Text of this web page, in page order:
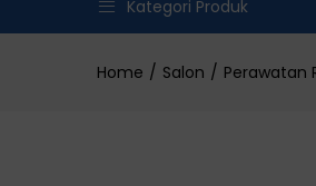
Kategori Produk
Home Salon Perawatan